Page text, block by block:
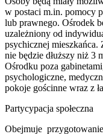
w postaci m.in. pomocy
lub prawnego. Ośrodek
uzależniony od
psychicznej mieszkańca.
nie będzie dłuższy niż 3
Ośrodku poza
psychologiczne,
pokoje gościnne wraz z
Partycypacja społeczna
Obejmuje